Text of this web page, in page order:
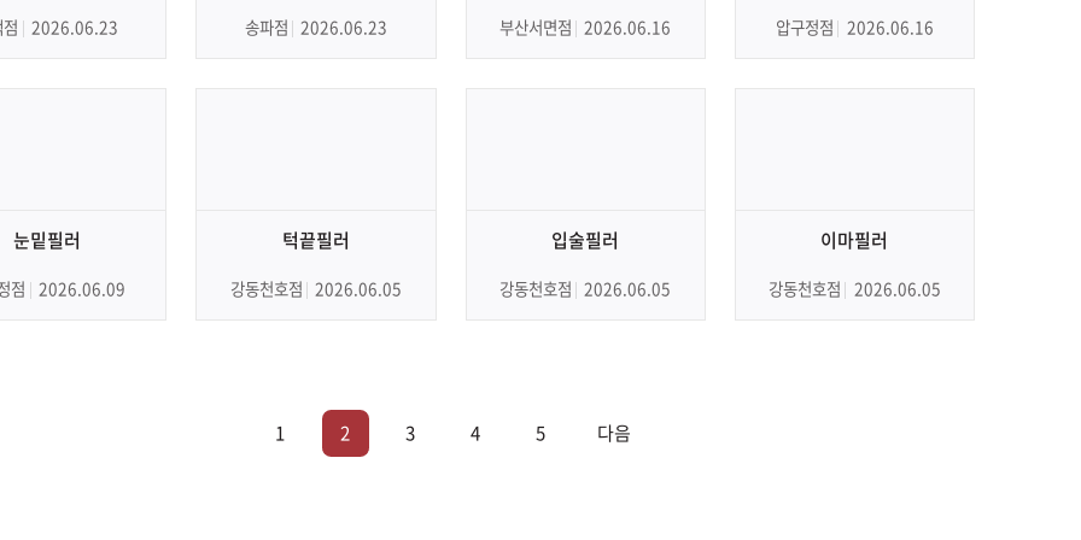
2026.06.23 송파점 2026.06.23 부산서면점 2026.06.16 압구정점 2026.06.16
눈밑필러
점 2026.06.09
턱끝필러
강동천호점 2026.06.05
입술필러
강동천호점 2026.06.05
이마필러
강동천호점 2026.06.05
1 2 3 4 5 다음